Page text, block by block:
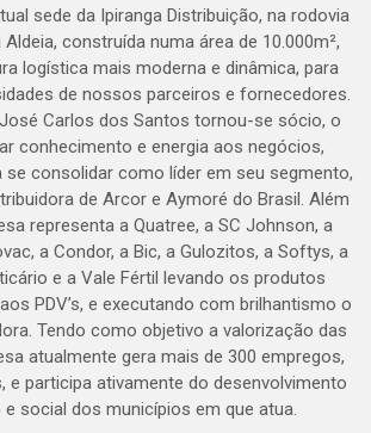
sede da Ipiranga Distribuição, na rodovia
Aldeia, construída numa área de 10.000m²,
logística mais moderna e dinâmica, para
de nossos parceiros e fornecedores.
Carlos dos Santos tornou-se sócio, o
conhecimento e energia aos negócios,
se consolidar como líder em seu segmento,
de Arcor e Aymoré do Brasil. Além
representa a Quatree, a SC Johnson, a
a Condor, a Bic, a Gulozitos, a Softys, a
e a Vale Fértil levando os produtos
PDV’s, e executando com brilhantismo o
Tendo como objetivo a valorização das
atualmente gera mais de 300 empregos,
e participa ativamente do desenvolvimento
social dos municípios em que atua.